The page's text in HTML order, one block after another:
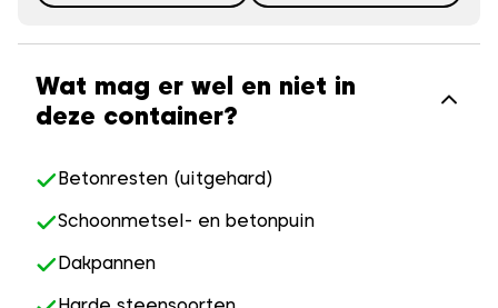
Wat mag er wel en niet in
deze container?
Betonresten (uitgehard)
Schoonmetsel- en betonpuin
Dakpannen